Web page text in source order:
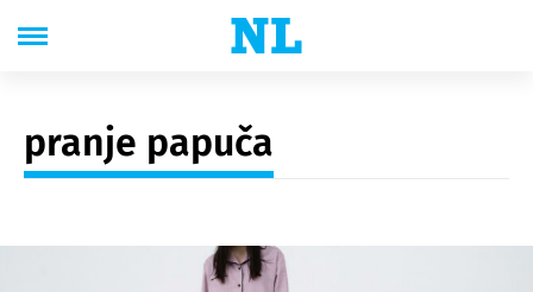
pranje papuča